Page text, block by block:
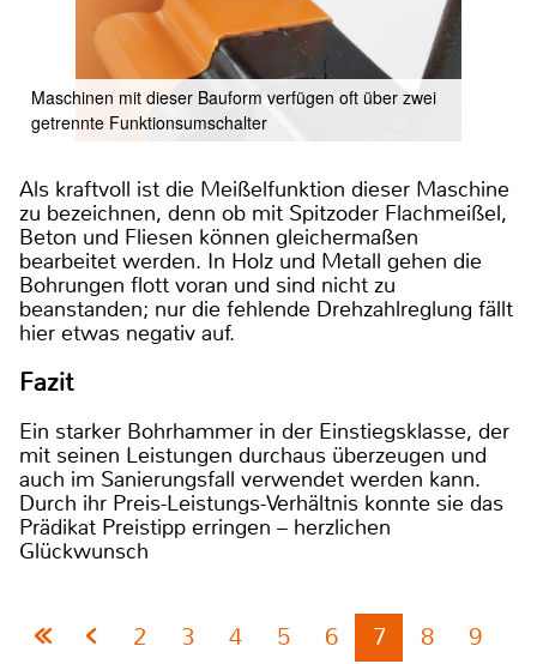
Maschinen mit dieser Bauform verfügen oft über zwei
getrennte Funktionsumschalter
Als kraftvoll ist die Meißelfunktion dieser Maschine
zu bezeichnen, denn ob mit Spitzoder Flachmeißel,
Beton und Fliesen können gleichermaßen
bearbeitet werden. In Holz und Metall gehen die
Bohrungen flott voran und sind nicht zu
beanstanden; nur die fehlende Drehzahlreglung fällt
hier etwas negativ auf.
Fazit
Ein starker Bohrhammer in der Einstiegsklasse, der
mit seinen Leistungen durchaus überzeugen und
auch im Sanierungsfall verwendet werden kann.
Durch ihr Preis-Leistungs-Verhältnis konnte sie das
Prädikat Preistipp erringen – herzlichen
Glückwunsch
2 3 4 5 6 7 8 9